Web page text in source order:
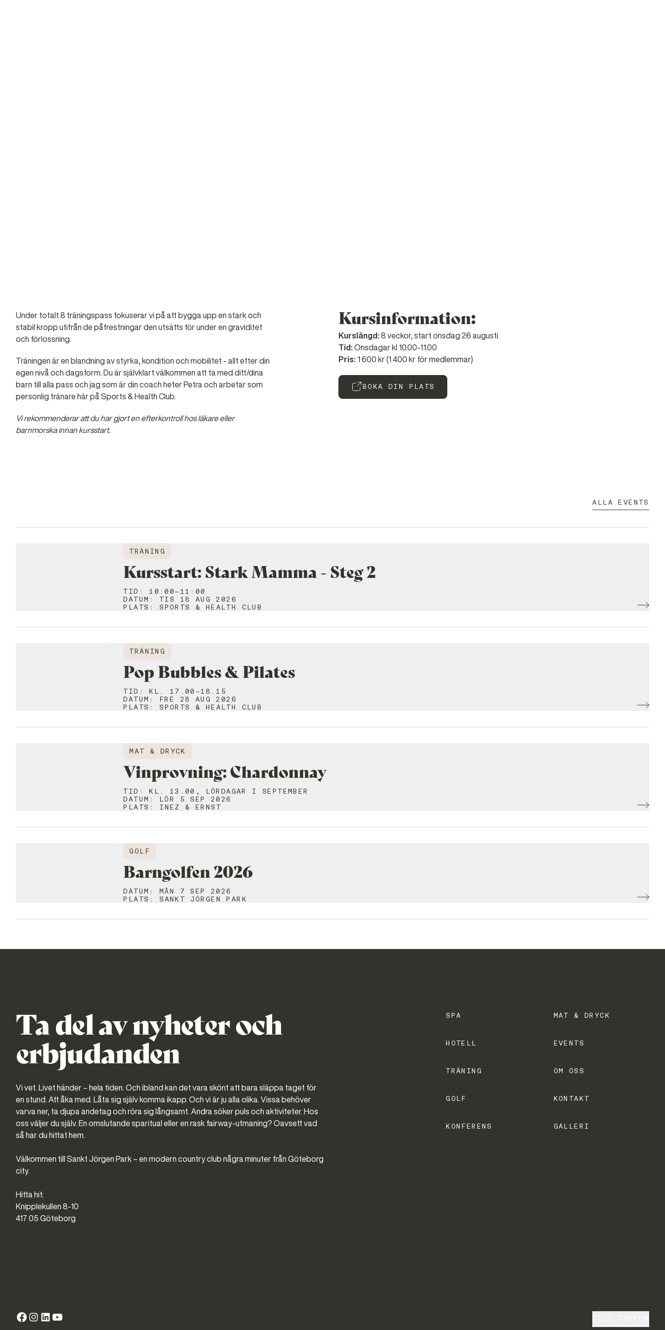
Under totalt 8 träningspass fokuserar vi på att bygga upp en stark och
stabil kropp utifrån de påfrestningar den utsätts för under en graviditet
och förlossning.
Träningen är en blandning av styrka, kondition och mobilitet - allt efter din
egen nivå och dagsform. Du är självklart välkommen att ta med ditt/dina
barn till alla pass och jag som är din coach heter Petra och arbetar som
personlig tränare här på Sports & Health Club.
Vi rekommenderar att du har gjort en efterkontroll hos läkare eller
barnmorska innan kursstart.
Kursinformation:
Kurslängd: 8 veckor, start onsdag 26 augusti
Tid: Onsdagar kl 10.00-11.00
Pris: 1 600 kr (1 400 kr för medlemmar)
BOKA DIN PLATS
ALLA EVENTS
TRÄNING
Kursstart: Stark Mamma - Steg 2
TID : 10:00-11:00
DATUM :
TIS 18 AUG 2026
PLATS : SPORTS & HEALTH CLUB
TRÄNING
Pop Bubbles & Pilates
TID :KL. 17.00-18.15
DATUM :
FRE 28 AUG 2026
PLATS : SPORTS & HEALTH CLUB
MAT & DRYCK
Vinprovning: Chardonnay
TID :KL. 13.00, LÖRDAGAR I SEPTEMBER
DATUM :
LÖR 5 SEP 2026
PLATS : INEZ & ERNST
GOLF
Barngolfen 2026
DATUM :
MÅN 7 SEP 2026
PLATS : SANKT JÖRGEN PARK
Ta del av nyheter och
erbjudanden
Vi vet. Livet händer – hela tiden. Och ibland kan det vara skönt att bara släppa taget för
en stund. Att åka med. Låta sig själv komma ikapp. Och vi är ju alla olika. Vissa behöver
varva ner, ta djupa andetag och röra sig långsamt. Andra söker puls och aktiviteter. Hos
oss väljer du själv. En omslutande sparitual eller en rask fairway-utmaning? Oavsett vad
så har du hittat hem.
Välkommen till Sankt Jörgen Park – en modern country club några minuter från Göteborg
city.
Hitta hit:
Knipplekullen 8-10
417 05 Göteborg
SPA
HOTELL
TRÄNING
GOLF
KONFERENS
MAT & DRYCK
EVENTS
OM OSS
KONTAKT
GALLERI